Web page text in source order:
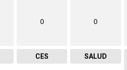
0
CES
0
SALUD